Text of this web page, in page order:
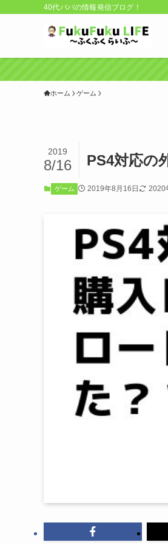
40代パパの情報発信ブログ！
ホーム ゲーム
PS4対応の
2019
8/16
ゲーム 2019年8月16日 2020